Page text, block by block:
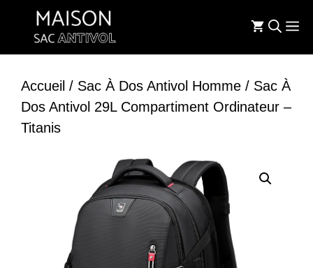
contenu
Accueil / Sac À Dos Antivol Homme / Sac À
Dos Antivol 29L Compartiment Ordinateur –
Titanis